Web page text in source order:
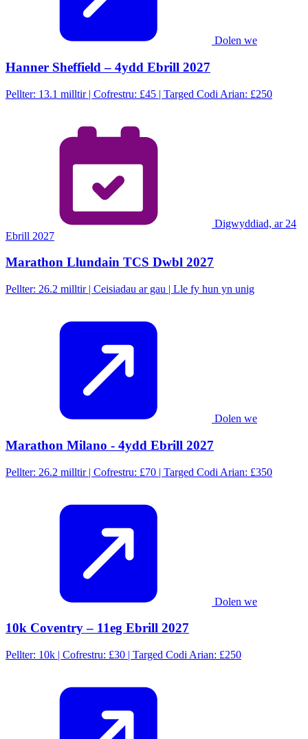
Dolen we
Hanner Sheffield – 4ydd Ebrill 2027
Pellter: 13.1 milltir | Cofrestru: £45 | Targed Codi Arian: £250
Digwyddiad, ar 24
Ebrill 2027
Marathon Llundain TCS Dwbl 2027
Pellter: 26.2 milltir | Ceisiadau ar gau | Lle fy hun yn unig
Dolen we
Marathon Milano - 4ydd Ebrill 2027
Pellter: 26.2 milltir | Cofrestru: £70 | Targed Codi Arian: £350
Dolen we
10k Coventry – 11eg Ebrill 2027
Pellter: 10k | Cofrestru: £30 | Targed Codi Arian: £250